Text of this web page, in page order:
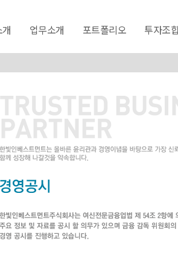
업무소개 포트폴리오 투자조